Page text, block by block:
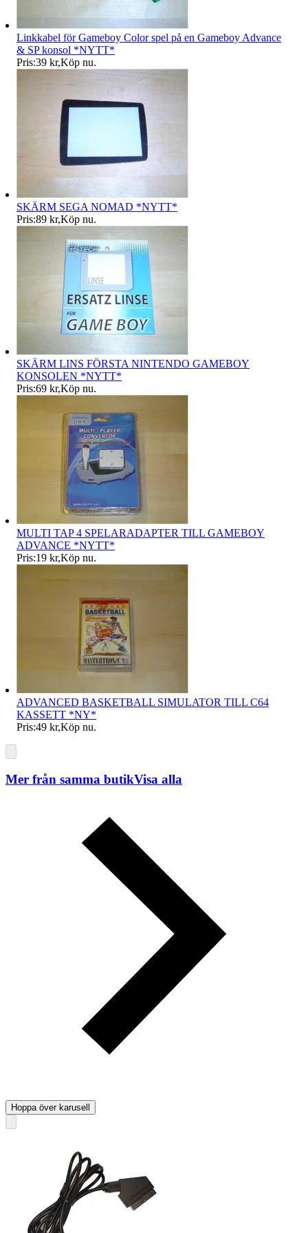
Linkkabel för Gameboy Color spel på en Gameboy Advance
& SP konsol *NYTT*
Pris:39 kr,Köp nu.
SKÄRM SEGA NOMAD *NYTT*
Pris:89 kr,Köp nu.
SKÄRM LINS FÖRSTA NINTENDO GAMEBOY
KONSOLEN *NYTT*
Pris:69 kr,Köp nu.
MULTI TAP 4 SPELARADAPTER TILL GAMEBOY
ADVANCE *NYTT*
Pris:19 kr,Köp nu.
ADVANCED BASKETBALL SIMULATOR TILL C64
KASSETT *NY*
Pris:49 kr,Köp nu.
Mer från samma butikVisa alla
Hoppa över karusell